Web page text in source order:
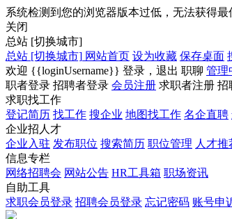
系统检测到您的浏览器版本过低，无法获得
关闭
总站 [切换城市]
总站 [切换城市] 网站首页 设为收藏 保存桌面
欢迎 {{loginUsername}} 登录， 退出 职聊 管理
职者登录 招聘者登录 会员注册 求职者注册 招
求职找工作
登记简历 找工作 搜企业 地图找工作 名企直聘
企业招人才
企业入驻 发布职位 搜索简历 职位管理 人才推
信息专栏
网络招聘会 网站公告 HR工具箱 职场资讯
自助工具
求职会员登录 招聘会员登录 忘记密码 账号申